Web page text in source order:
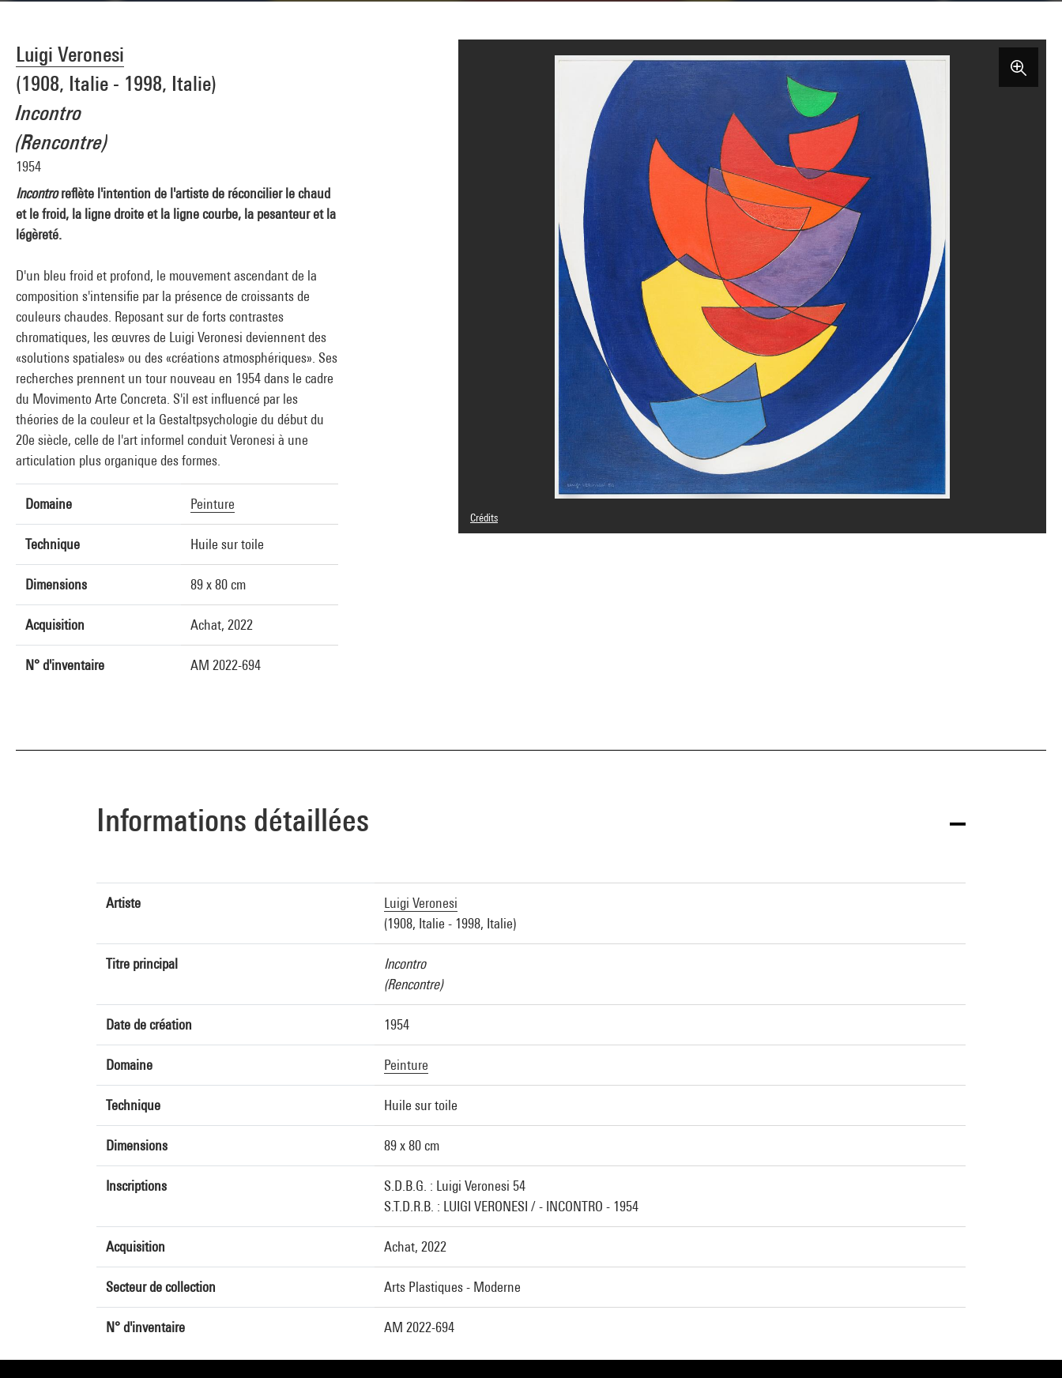
Luigi Veronesi
(1908, Italie - 1998, Italie)
Incontro
(Rencontre)
1954
Incontroreflète l'intention de l'artiste de réconcilier le chaud
et le froid, la ligne droite et la ligne courbe, la pesanteur et la
légèreté.
D'un bleu froid et profond, le mouvement ascendant de la
composition s'intensifie par la présence de croissants de
couleurs chaudes. Reposant sur de forts contrastes
chromatiques, les œuvres de Luigi Veronesi deviennent des
«solutions spatiales» ou des «créations atmosphériques». Ses
recherches prennent un tour nouveau en 1954 dans le cadre
du Movimento Arte Concreta. S'il est influencé par les
théories de la couleur et la Gestaltpsychologie du début du
20e siècle, celle de l'art informel conduit Veronesi à une
articulation plus organique des formes.
Domaine Peinture
Technique Huile sur toile
Dimensions 89 x 80 cm
Acquisition Achat, 2022
N° d'inventaire AM 2022-694
Crédits
© Adagp, Paris
Informations détaillées
Artiste
Luigi Veronesi
(1908, Italie - 1998, Italie)
Titre principal
Incontro
(Rencontre)
Date de création 1954
Domaine Peinture
Technique Huile sur toile
Dimensions 89 x 80 cm
Inscriptions
S.D.B.G. : Luigi Veronesi 54
S.T.D.R.B. : LUIGI VERONESI / - INCONTRO - 1954
Acquisition Achat, 2022
Secteur de collection Arts Plastiques - Moderne
N° d'inventaire AM 2022-694